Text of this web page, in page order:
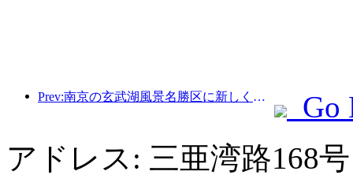
Prev:南京の玄武湖風景名勝区に新しく建てられた「金陵詩堂」を含む4つの文化施設が正式にオープンした。
Go
アドレス: 三亜湾路168